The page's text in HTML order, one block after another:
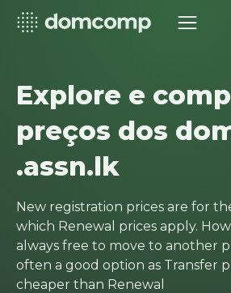
Explore e
preços dos
.assn.lk
New registration prices are for
which Renewal prices apply.
always free to move to another
often a good option as Transfer
cheaper than Renewal